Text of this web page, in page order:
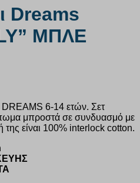
Dreams
ΜΠΛΕ
6-14 ετών. Σετ
μπροστά σε συνδυασμό με
είναι 100% interlock cotton.